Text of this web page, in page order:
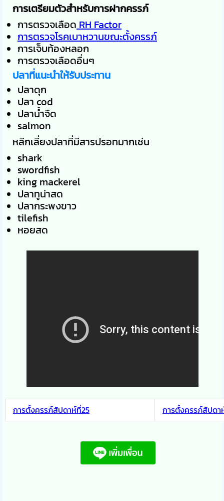
การเตรียมตัวสำหรับการฝากครรภ์
การตรวจเลือด RH Factor
การตรวจโรคเบาหวานขณะตั้งครรภ์
การเจ็บท้องหลอก
การตรวจเลือดอื่นๆ
ปลาที่แนะนำให้รับประทาน
ปลาดุก
ปลา cod
ปลาน้ำจืด
salmon
หลีกเลี่ยงปลาที่มีสารปรอทมากเช่น
shark
swordfish
king mackerel
ปลาทูน่าสด
ปลากระพงขาว
tilefish
หอยสด
การตั้งครรภ์สัปดาห์ที่25 การตั้งครรภ์สัปดา